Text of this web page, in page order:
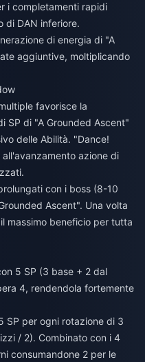
i completamenti rapidi
di DAN inferiore.
di energia di "A
aggiuntive, moltiplicando
favorisce la
SP di "A Grounded Ascent"
delle Abilità. "Dance!
azione di
con i boss (8-10
Ascent". Una volta
massimo beneficio per tutta
5 SP (3 base + 2 dal
4, rendendola fortemente
SP per ogni rotazione di 3
/ 2). Combinato con i 4
consumandone 2 per le